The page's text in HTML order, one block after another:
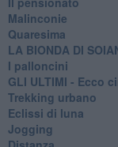
Malinconie
Quaresima
LA BIONDA DI
I palloncini
GLI ULTIMI - Ecco
Trekking urbano
Eclissi di luna
Jogging